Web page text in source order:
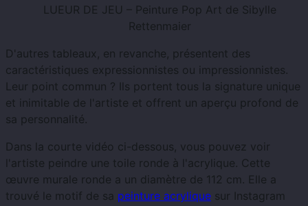
LUEUR DE JEU – Peinture Pop Art de Sibylle
Rettenmaier
D'autres tableaux, en revanche, présentent des
caractéristiques expressionnistes ou impressionnistes.
Leur point commun ? Ils portent tous la signature unique
et inimitable de l'artiste et offrent un aperçu profond de
sa personnalité.
Dans la courte vidéo ci-dessous, vous pouvez voir
l'artiste peindre une toile ronde à l'acrylique. Cette
œuvre murale ronde a un diamètre de 112 cm. Elle a
trouvé le motif de sa peinture acrylique sur Instagram